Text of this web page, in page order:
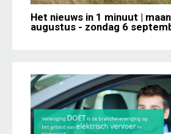
Het nieuws in 1 minuut |
augustus - zondag 6